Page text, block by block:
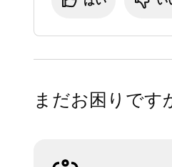
まだお困りです